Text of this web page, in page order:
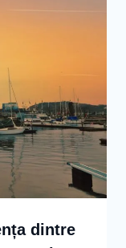
dintre